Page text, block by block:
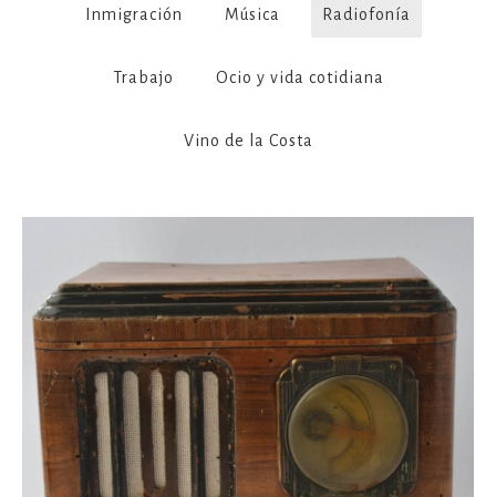
Inmigración Música Radiofonía
Trabajo Ocio y vida cotidiana
Vino de la Costa